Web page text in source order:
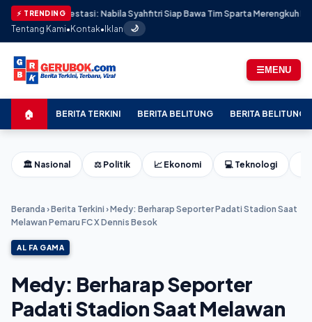
⚡ TRENDING
Prestasi: Nabila Syahfitri Siap Bawa Tim Sparta Merengkuh Kejayaan di
Tentang Kami•Kontak•Iklan 🌙
☰MENU
🏠 BERITA TERKINI BERITA BELITUNG BERITA BELITUNG
🏛️ Nasional ⚖️ Politik 📈 Ekonomi 💻 Teknologi
Beranda ›Berita Terkini ›Medy: Berharap Seporter Padati Stadion Saat
Melawan Pemaru FC X Dennis Besok
AL FA GAMA
Medy: Berharap Seporter
Padati Stadion Saat Melawan